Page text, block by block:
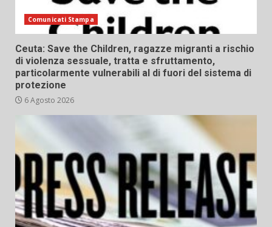
Comunicati Stampa
Ceuta: Save the Children, ragazze migranti a rischio
di violenza sessuale, tratta e sfruttamento,
particolarmente vulnerabili al di fuori del sistema di
protezione
6 Agosto 2026